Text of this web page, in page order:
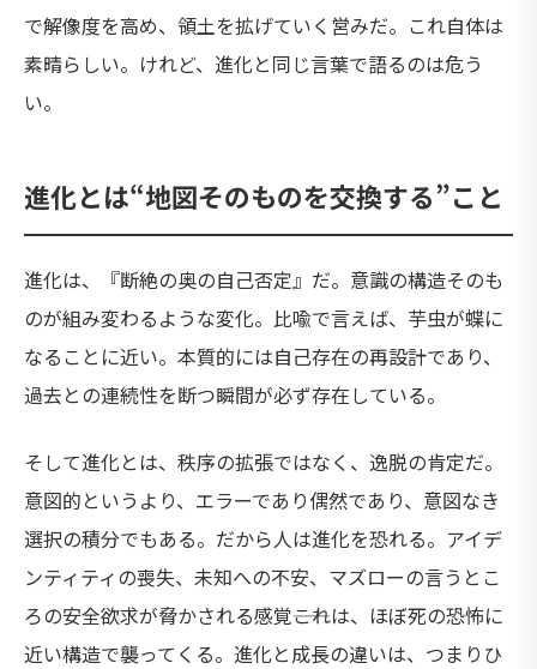
で解像度を高め、領土を拡げていく営みだ。これ自体は
素晴らしい。けれど、進化と同じ言葉で語るのは危う
い。
進化とは“地図そのものを交換する”こと
進化は、『断絶の奥の自己否定』だ。意識の構造そのも
のが組み変わるような変化。比喩で言えば、芋虫が蝶に
なることに近い。本質的には自己存在の再設計であり、
過去との連続性を断つ瞬間が必ず存在している。
そして進化とは、秩序の拡張ではなく、逸脱の肯定だ。
意図的というより、エラーであり偶然であり、意図なき
選択の積分でもある。だから人は進化を恐れる。アイデ
ンティティの喪失、未知への不安、マズローの言うとこ
ろの安全欲求が脅かされる感覚――これは、ほぼ死の恐怖に
近い構造で襲ってくる。進化と成長の違いは、つまりひ